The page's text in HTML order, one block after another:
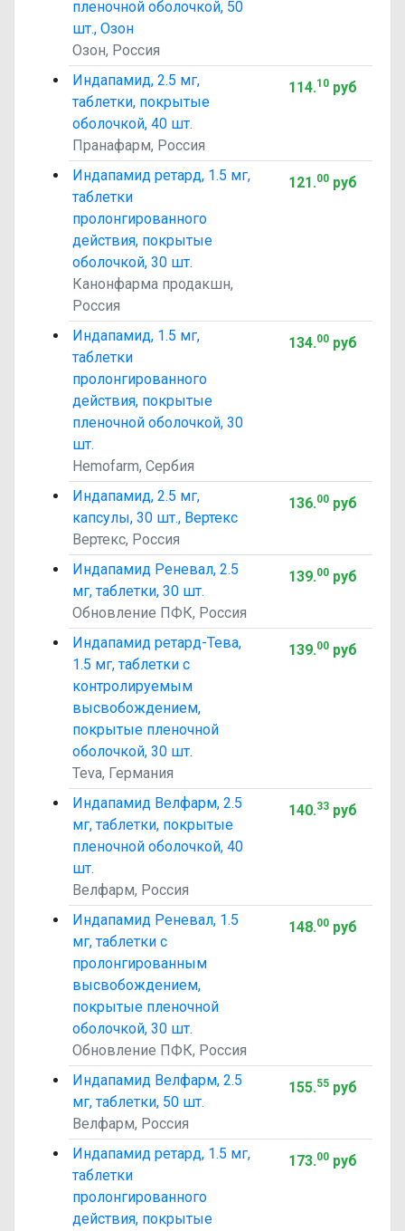
пленочной оболочкой, 50
шт., Озон
Озон, Россия
Индапамид, 2.5 мг,
таблетки, покрытые
оболочкой, 40 шт.
Пранафарм, Россия
114.10руб
Индапамид ретард, 1.5 мг,
таблетки
пролонгированного
действия, покрытые
оболочкой, 30 шт.
Канонфарма продакшн,
Россия
121.00руб
Индапамид, 1.5 мг,
таблетки
пролонгированного
действия, покрытые
пленочной оболочкой, 30
шт.
Hemofarm, Сербия
134.00руб
Индапамид, 2.5 мг,
капсулы, 30 шт., Вертекс
Вертекс, Россия
136.00руб
Индапамид Реневал, 2.5
мг, таблетки, 30 шт.
Обновление ПФК, Россия
139.00руб
Индапамид ретард-Тева,
1.5 мг, таблетки с
контролируемым
высвобождением,
покрытые пленочной
оболочкой, 30 шт.
Teva, Германия
139.00руб
Индапамид Велфарм, 2.5
мг, таблетки, покрытые
пленочной оболочкой, 40
шт.
Велфарм, Россия
140.33руб
Индапамид Реневал, 1.5
мг, таблетки с
пролонгированным
высвобождением,
покрытые пленочной
оболочкой, 30 шт.
Обновление ПФК, Россия
148.00руб
Индапамид Велфарм, 2.5
мг, таблетки, 50 шт.
Велфарм, Россия
155.55руб
Индапамид ретард, 1.5 мг,
таблетки
пролонгированного
действия, покрытые
173.00руб